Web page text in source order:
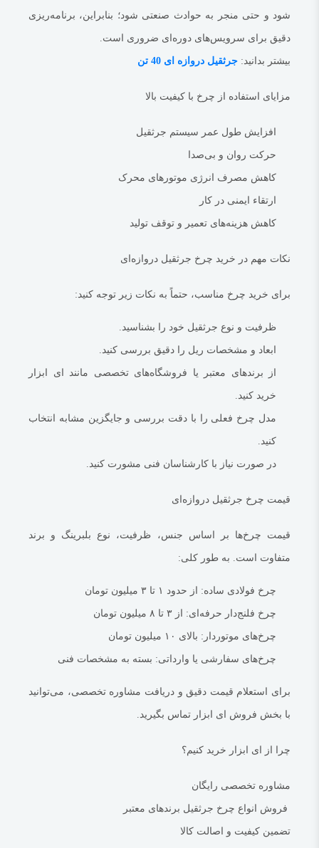
مشاوره یا تعمیر چرخ جرثقیل هستید، ای ابزار آماده ارائه خدمات تخصصی به
شماست.
شود و حتی منجر به حوادث صنعتی شود؛ بنابراین، برنامه‌ریزی
دقیق برای سرویس‌های دوره‌ای ضروری است.
بیشتر بدانید: جرثقیل دروازه ای 40 تن
مزایای استفاده از چرخ با کیفیت بالا
افزایش طول عمر سیستم جرثقیل
حرکت روان و بی‌صدا
کاهش مصرف انرژی موتورهای محرک
ارتقاء ایمنی در کار
کاهش هزینه‌های تعمیر و توقف تولید
نکات مهم در خرید چرخ جرثقیل دروازه‌ای
برای خرید چرخ مناسب، حتماً به نکات زیر توجه کنید:
ظرفیت و نوع جرثقیل خود را بشناسید.
ابعاد و مشخصات ریل را دقیق بررسی کنید.
از برندهای معتبر یا فروشگاه‌های تخصصی مانند ای ابزار
خرید کنید.
مدل چرخ فعلی را با دقت بررسی و جایگزین مشابه انتخاب
کنید.
در صورت نیاز با کارشناسان فنی مشورت کنید.
قیمت چرخ جرثقیل دروازه‌ای
قیمت چرخ‌ها بر اساس جنس، ظرفیت، نوع بلبرینگ و برند
متفاوت است. به طور کلی:
چرخ فولادی ساده: از حدود ۱ تا ۳ میلیون تومان
چرخ فلنج‌دار حرفه‌ای: از ۳ تا ۸ میلیون تومان
چرخ‌های موتور‌دار: بالای ۱۰ میلیون تومان
چرخ‌های سفارشی یا وارداتی: بسته به مشخصات فنی
برای استعلام قیمت دقیق و دریافت مشاوره تخصصی، می‌توانید
با بخش فروش ای ابزار تماس بگیرید.
چرا از ای ابزار خرید کنیم؟
مشاوره تخصصی رایگان
فروش انواع چرخ جرثقیل برندهای معتبر
تضمین کیفیت و اصالت کالا